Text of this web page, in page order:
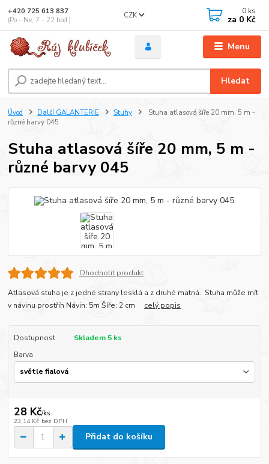
Menu
CZK
Hledat
+420 725 613 837
(Po - Ne, 7 - 22 hod.)
0 ks
za 0 Kč
Úvod Další GALANTERIE Stuhy
Stuha atlasová šíře 20 mm, 5 m -
různé barvy 045
Stuha atlasová šíře 20 mm, 5 m -
různé barvy 045
Ohodnotit produkt
Atlasová stuha je z jedné strany lesklá a z druhé matná. Stuha může mít
v návinu prostřih Návin: 5m Šíře: 2 cm celý popis
Dostupnost
Skladem 5 ks
Barva
28 Kč/ks
23,14 Kč bez DPH
Přidat do košíku